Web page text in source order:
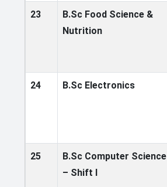
23
B.Sc Food Science &
Nutrition
24 B.Sc Electronics
25
B.Sc Computer Science
– Shift I